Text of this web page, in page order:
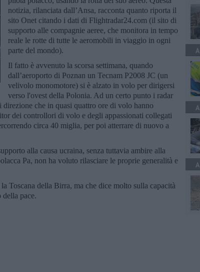
notizia, rilanciata dall’Ansa, racconta quanto riporta il
sito Onet citando i dati di Flightradar24.com (il sito di
supporto alle compagnie aeree, che monitora in tempo
reale le rotte di tutte le aeromobili in viaggio in ogni
parte del mondo).
Il fatto è avvenuto la scorsa settimana, quando
dall’aeroporto di Poznan un Tecnam P2008 JC (un
velivolo monomotore) si è alzato in volo per dirigersi
verso l'ovest della Polonia. Ad un certo punto i radar
che in quasi quattro ore di volo hanno
dei controllori di volo e degli appassionati collegati
circa 40 miglia, per poi atterrare di nuovo a
alla causa ucraina, senza tuttavia ambire alla
Pa, non ha voluto rilasciare le proprie generalità e
Toscana della Birra, ma che dice molto sulla capacità
pace.